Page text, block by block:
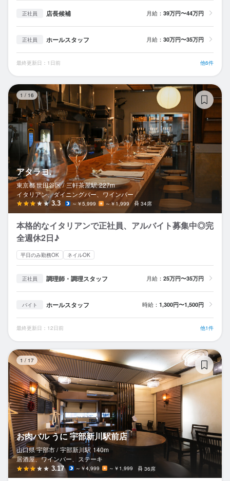
正社員 店長候補 月給： 39万円〜44万円
正社員 ホールスタッフ 月給： 30万円〜35万円
最終更新日：1日前 他6件
1 / 16
アタラヨ.
東京都 世田谷区 / 三軒茶屋駅 227m
イタリアン、ダイニングバー、ワインバー
3.3 ～￥5,999 ～￥1,999 34席
本格的なイタリアンで正社員、アルバイト募集中◎完
全週休2日♪
平日のみ勤務OK ネイルOK
正社員 調理師・調理スタッフ 月給： 25万円〜35万円
バイト ホールスタッフ 時給： 1,300円〜1,500円
最終更新日：12日前 他1件
1 / 17
お肉バル うに 宇部新川駅前店
山口県 宇部市 / 宇部新川駅 140m
居酒屋、ワインバー、ステーキ
3.17 ～￥4,999 ～￥1,999 36席